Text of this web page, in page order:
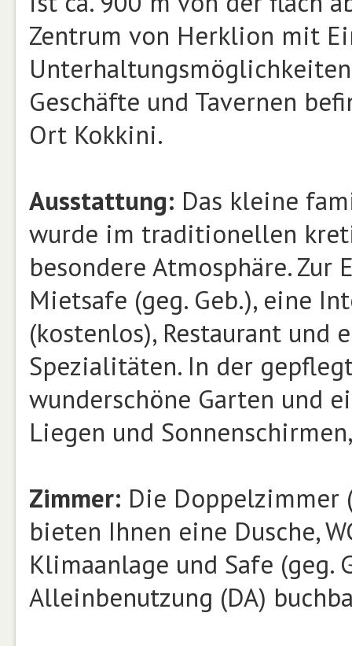
Zentrum von Herklion mit
Geschäfte und Tavernen
Ort Kokkini.
Ausstattung: Das kleine
wurde im traditionellen
besondere Atmosphäre.
Mietsafe (geg. Geb.), eine
(kostenlos), Restaurant und
Spezialitäten. In der
wunderschöne Garten und
Liegen und
Zimmer: Die
bieten Ihnen eine Dusche,
Klimaanlage und Safe (geg.
Alleinbenutzung (DA)